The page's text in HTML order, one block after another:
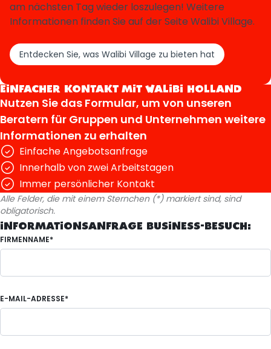
am nächsten Tag wieder loszulegen! Weitere
Informationen finden Sie auf der Seite Walibi Village.
Entdecken Sie, was Walibi Village zu bieten hat
EINFACHER KONTAKT MIT WALIBI HOLLAND
Nutzen Sie das Formular, um von unseren
Beratern für Gruppen und Unternehmen weitere
Informationen zu erhalten
Einfache Angebotsanfrage
Innerhalb von zwei Arbeitstagen
Immer persönlicher Kontakt
Alle Felder, die mit einem Sternchen (*) markiert sind, sind
obligatorisch.
INFORMATIONSANFRAGE BUSINESS-BESUCH:
FIRMENNAME*
E-MAIL-ADRESSE*